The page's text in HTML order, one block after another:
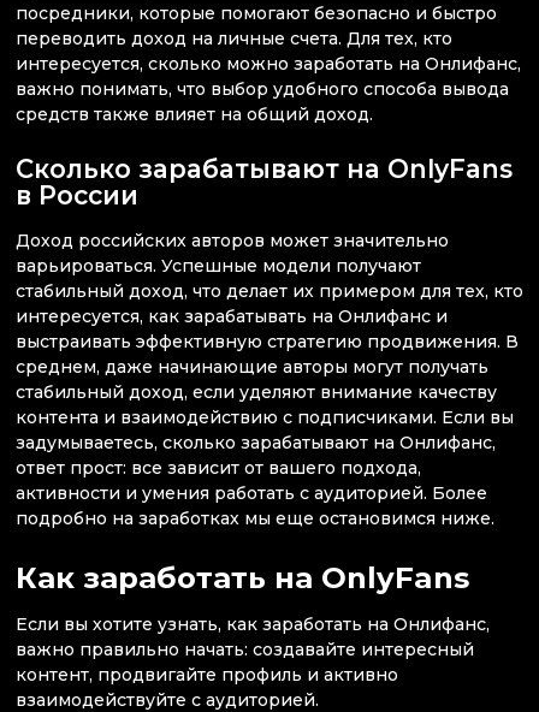
посредники, которые помогают безопасно и быстро
переводить доход на личные счета. Для тех, кто
интересуется, сколько можно заработать на Онлифанс,
важно понимать, что выбор удобного способа вывода
средств также влияет на общий доход.
Сколько зарабатывают на OnlyFans
в России
Доход российских авторов может значительно
варьироваться. Успешные модели получают
стабильный доход, что делает их примером для тех, кто
интересуется, как зарабатывать на Онлифанс и
выстраивать эффективную стратегию продвижения. В
среднем, даже начинающие авторы могут получать
стабильный доход, если уделяют внимание качеству
контента и взаимодействию с подписчиками. Если вы
задумываетесь, сколько зарабатывают на Онлифанс,
ответ прост: все зависит от вашего подхода,
активности и умения работать с аудиторией. Более
подробно на заработках мы еще остановимся ниже.
Как заработать на OnlyFans
Если вы хотите узнать, как заработать на Онлифанс,
важно правильно начать: создавайте интересный
контент, продвигайте профиль и активно
взаимодействуйте с аудиторией.